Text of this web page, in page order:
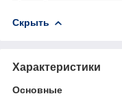
Скрыть
Характеристики
Основные